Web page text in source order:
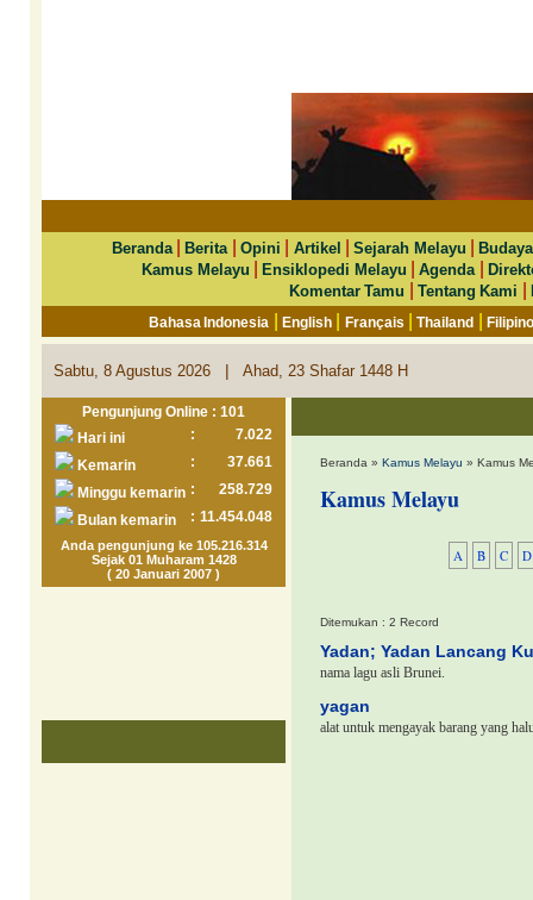
Beranda|Berita Opini Artikel |Sejarah Melayu |
Kamus Melayu
|Ensiklopedi Melayu |Agenda |
Komentar Tamu
|Tentang Kami |
Bahasa Indonesia |English Français |Thailand |
Sabtu, 8 Agustus 2026 | Ahad, 23 Shafar 1448 H
Pengunjung Online : 101
Hari ini
:
7.022
Kemarin
:
37.661
Minggu kemarin :
258.729
Bulan kemarin
: 11.454.048
Anda pengunjung ke 105.216.314
Sejak 01 Muharam 1428
( 20 Januari 2007 )
Beranda » Kamus Melayu » Kamus
Kamus Melayu
A B C D
Ditemukan : 2 Record
Yadan; Yadan Lancang
nama lagu asli Brunei.
yagan
alat untuk mengayak barang yang